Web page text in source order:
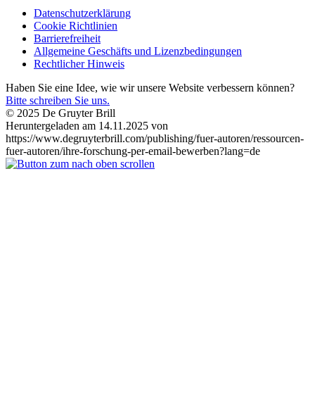
Datenschutzerklärung
Cookie Richtlinien
Barrierefreiheit
Allgemeine Geschäfts und Lizenzbedingungen
Rechtlicher Hinweis
Haben Sie eine Idee, wie wir unsere Website verbessern können?
Bitte schreiben Sie uns.
© 2025 De Gruyter Brill
Heruntergeladen am 14.11.2025 von
https://www.degruyterbrill.com/publishing/fuer-autoren/ressourcen-
fuer-autoren/ihre-forschung-per-email-bewerben?lang=de